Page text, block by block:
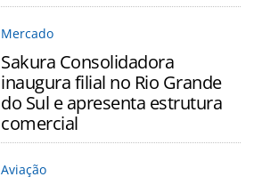
Mercado
Sakura Consolidadora
inaugura filial no Rio Grande
do Sul e apresenta estrutura
comercial
Aviação